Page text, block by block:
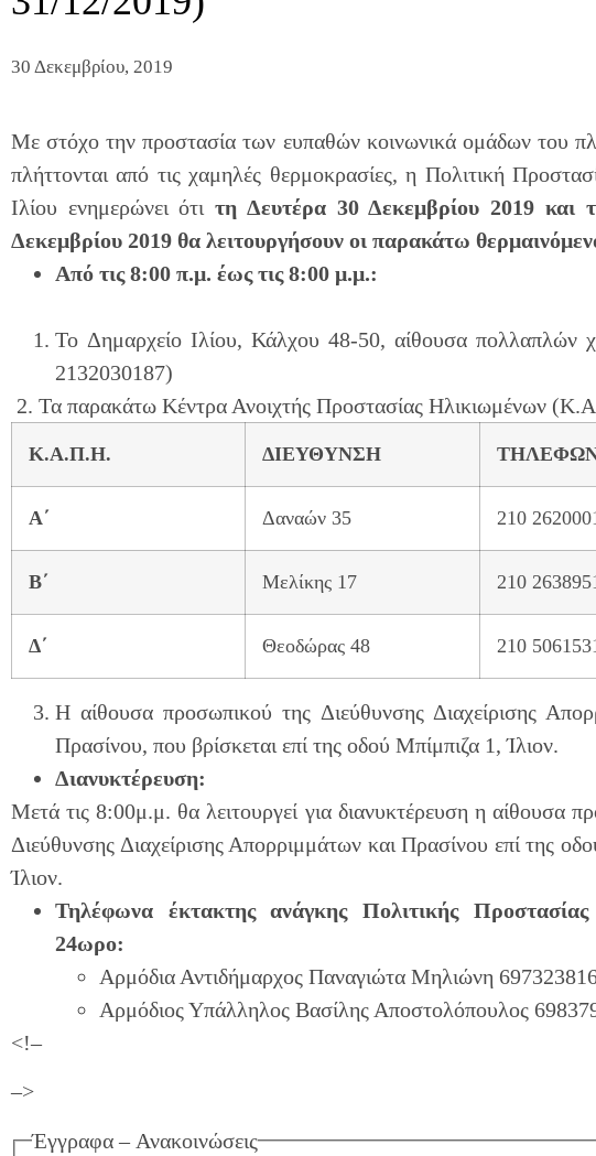
30 Δεκεμβρίου, 2019
Με στόχο την προστασία των ευπαθών κοινωνικά ομάδων του
πλήττονται από τις χαμηλές θερμοκρασίες, η Πολιτική
Ιλίου ενημερώνει ότι τη Δευτέρα 30 Δεκεμβρίου 2019 και
Δεκεμβρίου 2019 θα λειτουργήσουν οι παρακάτω
Από τις 8:00 π.μ. έως τις 8:00 μ.μ.:
To Δημαρχείο Ιλίου, Κάλχου 48-50, αίθουσα πολλαπλών
2132030187)
2. Τα παρακάτω Κέντρα Ανοιχτής Προστασίας Ηλικιωμένων
Κ.Α.Π.Η. ΔΙΕΥΘΥΝΣΗ
Α΄ Δαναών 35 210
Β΄ Μελίκης 17 210
Δ΄ Θεοδώρας 48 210
Η αίθουσα προσωπικού της Διεύθυνσης Διαχείρισης
Πρασίνου, που βρίσκεται επί της οδού Μπίμπιζα 1, Ίλιον.
Διανυκτέρευση:
Μετά τις 8:00μ.μ. θα λειτουργεί για διανυκτέρευση η αίθουσα
Διεύθυνσης Διαχείρισης Απορριμμάτων και Πρασίνου επί της
Ίλιον.
Τηλέφωνα έκτακτης ανάγκης Πολιτικής
24ωρο:
Αρμόδια Αντιδήμαρχος Παναγιώτα Μηλιώνη
Αρμόδιος Υπάλληλος Βασίλης Αποστολόπουλος
<!–
–>
Έγγραφα – Ανακοινώσεις